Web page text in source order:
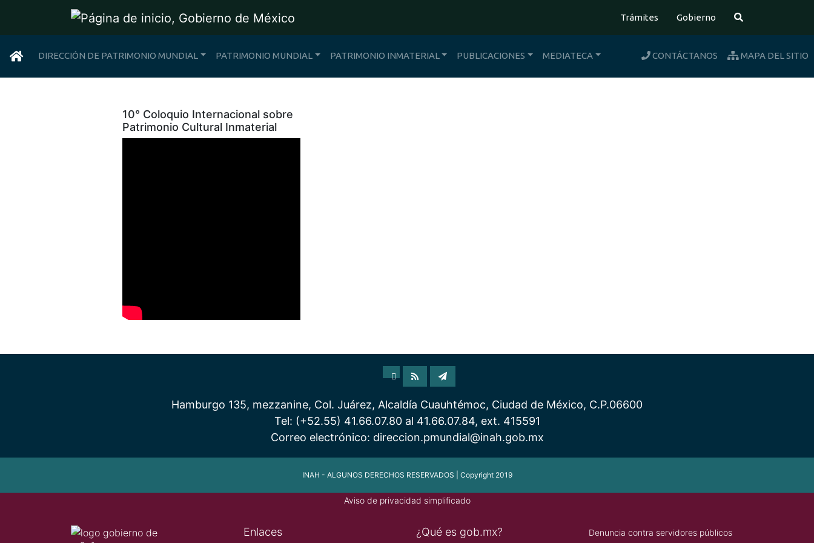
Trámites Gobierno Búsqueda
DIRECCIÓN DE PATRIMONIO MUNDIAL PATRIMONIO MUNDIAL PATRIMONIO INMATERIAL PUBLICACIONES MEDIATECA CONTÁCTANOS MAPA DEL SITIO
10° Coloquio Internacional sobre
Patrimonio Cultural Inmaterial
Hamburgo 135, mezzanine, Col. Juárez, Alcaldía Cuauhtémoc, Ciudad de México, C.P.06600
Tel: (+52.55) 41.66.07.80 al 41.66.07.84, ext. 415591
Correo electrónico: direccion.pmundial@inah.gob.mx
INAH - ALGUNOS DERECHOS RESERVADOS | Copyright 2019
Aviso de privacidad simplificado
Enlaces ¿Qué es gob.mx? Denuncia contra servidores públicos